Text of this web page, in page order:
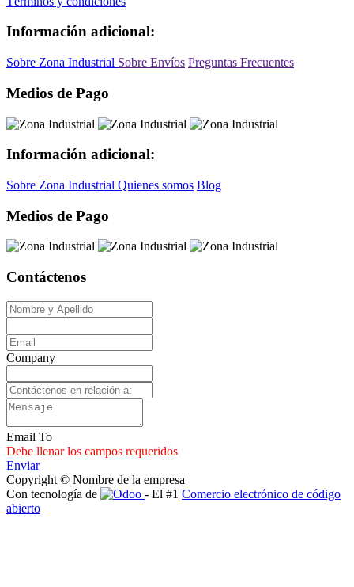
Información adicional:
Sobre Zona Industrial Sobre Envíos Preguntas Frecuentes
Medios de Pago
Información adicional:
Sobre Zona Industrial Quienes somos Blog
Medios de Pago
Contáctenos
Company
Email To
Debe llenar los campos requeridos
Enviar
Copyright © Nombre de la empresa
Con tecnología de
- El #1 Comercio electrónico de código
abierto